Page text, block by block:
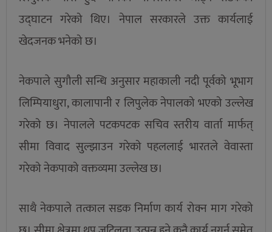
उद्घाटन गरेको थिए। नेपाल सरकारले उक्त कार्यलाई
खेदजनक भनेको छ।
नेकपाले सुगौली सन्धि अनुसार महाकाली नदी पूर्वको भूभाग
लिम्पियाधुरा, कालापानी र लिपुलेक नेपालको भएको उल्लेख
गरेको छ। नेपालले पटकपटक सचिव स्तरीय वार्ता मार्फत्
सीमा विवाद सुल्झाउन गरेको पहललाई भारतले वेवास्ता
गरेको नेकपाको वक्तव्यमा उल्लेख छ।
साथै नेकपाले तत्काल सडक निर्माण कार्य रोक्न माग गरेको